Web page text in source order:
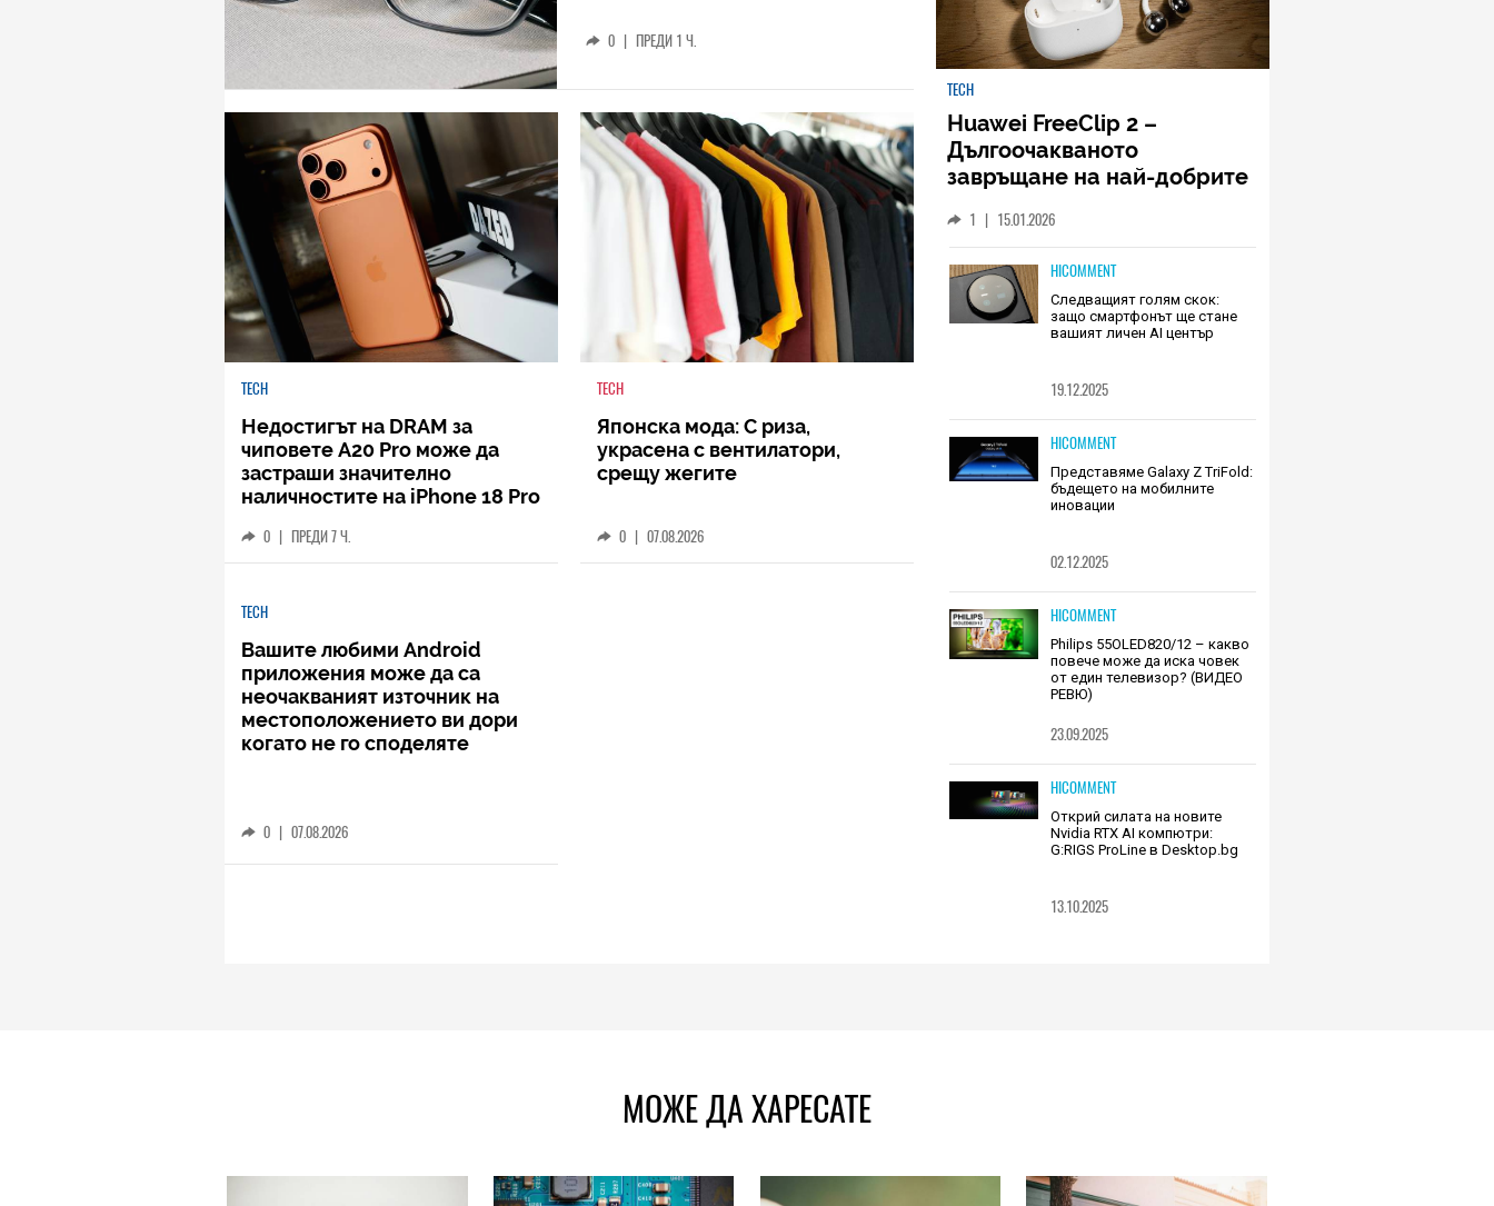
0 | ПРЕДИ 1 Ч.
TECH
Недостигът на DRAM за
чиповете A20 Pro може да
застраши значително
наличностите на iPhone 18 Pro
0 | ПРЕДИ 7 Ч.
TECH
Японска мода: С риза,
украсена с вентилатори,
срещу жегите
0 | 07.08.2026
TECH
Вашите любими Android
приложения може да са
неочакваният източник на
местоположението ви дори
когато не го споделяте
0 | 07.08.2026
TECH
Huawei FreeClip 2 –
Дългоочакваното
завръщане на най-добрите
1 | 15.01.2026
HICOMMENT
Следващият голям скок:
защо смартфонът ще стане
вашият личен AI център
19.12.2025
HICOMMENT
Представяме Galaxy Z TriFold:
бъдещето на мобилните
иновации
02.12.2025
HICOMMENT
Philips 55OLED820/12 – какво
повече може да иска човек
от един телевизор? (ВИДЕО
РЕВЮ)
23.09.2025
HICOMMENT
Открий силата на новите
Nvidia RTX AI компютри:
G:RIGS ProLine в Desktop.bg
13.10.2025
МОЖЕ ДА ХАРЕСАТЕ